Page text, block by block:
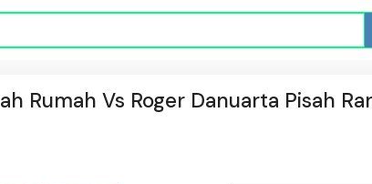
Rumah Vs Roger Danuarta Pisah